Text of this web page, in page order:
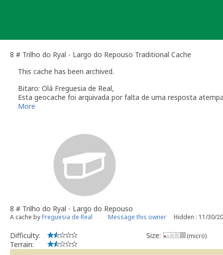
8 # Trilho do Ryal - Largo do Repouso Traditional Cache
This cache has been archived.
Bitaro: Olá Freguesia de Real,
Esta geocache foi arquivada por falta de uma resposta
Verifique a secção das
Geocaching.com Volunteer Geocache Reviewer
Revisor Voluntário em Geocaching.com
More
8 # Trilho do Ryal - Largo do Repouso
A cache byFreguesia de Real Message this owner Hidden : 11/30/
Difficulty:
Terrain:
Size: (micro)